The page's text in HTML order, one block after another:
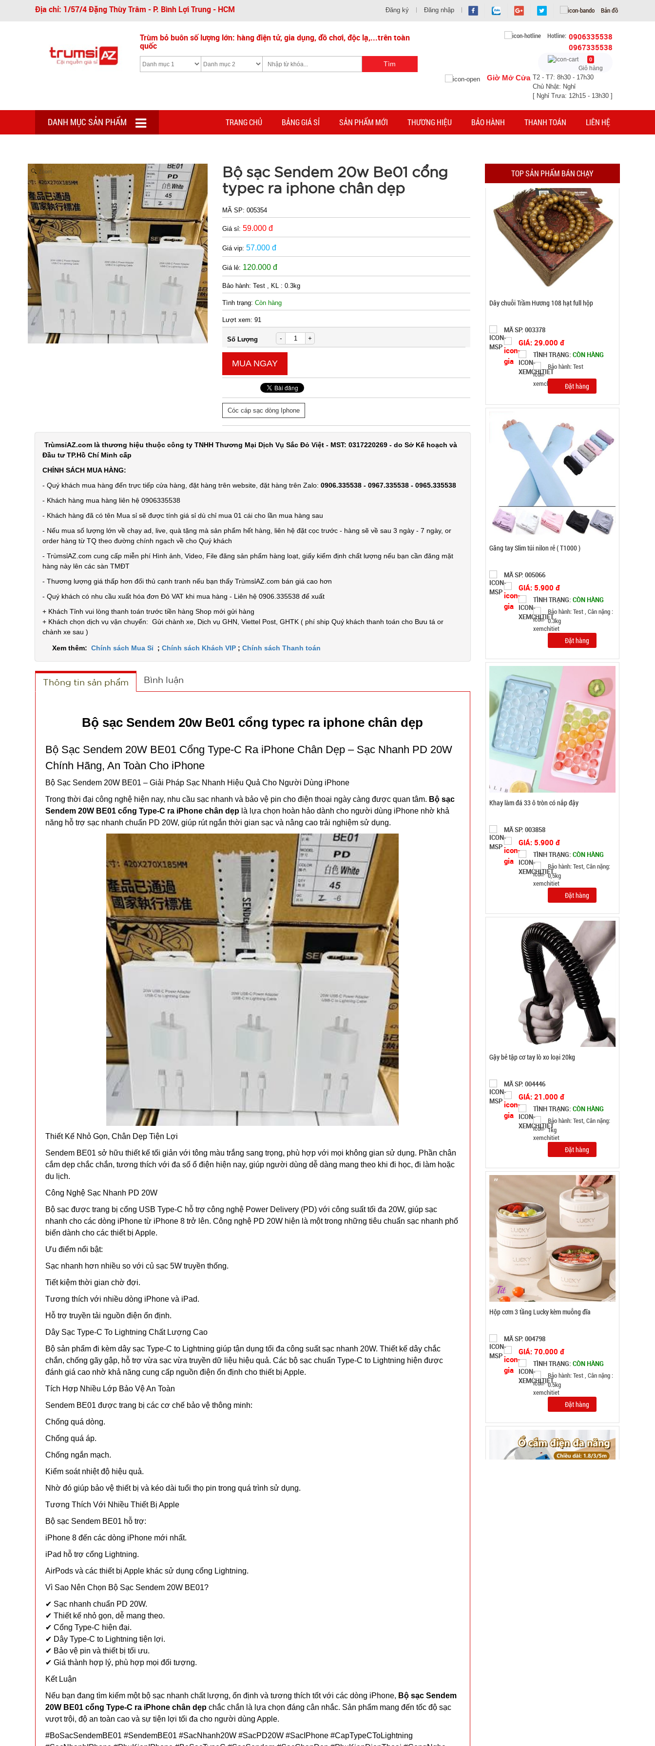
Địa chỉ: 1/57/4 Đặng Thùy Trâm - P. Bình Lợi Trung - HCM Bản đồ
Đăng ký Đăng nhập
Trùm bỏ buôn số lượng lớn: hàng điện tử, gia dụng, đồ chơi, độc lạ,...trên toàn
quốc
Hotline: 0906335538
0967335538
0
Giỏ hàng
Giờ Mở Cửa T2 - T7: 8h30 - 17h30
Chủ Nhật: Nghỉ
[ Nghỉ Trưa: 12h15 - 13h30 ]
DANH MỤC SẢN PHẨM TRANG CHỦ BẢNG GIÁ SỈ SẢN PHẨM MỚI THƯƠNG HIỆU BẢO HÀNH THANH TOÁN LIÊN HỆ
Zoom
Bộ sạc Sendem 20w Be01 cổng
typec ra iphone chân dẹp
MÃ SP:005354
Giá sỉ:59.000 đ
Giá vip:57.000 đ
Giá lẻ: 120.000 đ
Bảo hành:Test , KL : 0.3kg
Tình trạng:Còn hàng
Lượt xem:91
Số Lượng - +
MUA NGAY
Cóc cáp sạc dòng Iphone
TrùmsỉAZ.com là thương hiệu thuộc công ty TNHH Thương Mại Dịch Vụ Sắc Đỏ Việt - MST: 0317220269 - do Sở Kế hoạch và
Đầu tư TP.Hồ Chí Minh cấp
CHÍNH SÁCH MUA HÀNG:
- Quý khách mua hàng đến trực tiếp cửa hàng, đặt hàng trên website, đặt hàng trên Zalo: 0906.335538 - 0967.335538 - 0965.335538
- Khách hàng mua hàng liên hệ 0906335538
- Khách hàng đã có tên Mua sỉ sẽ được tính giá sỉ dù chỉ mua 01 cái cho lần mua hàng sau
- Nếu mua số lượng lớn về chạy ad, live, quà tặng mà sản phẩm hết hàng, liên hệ đặt cọc trước - hàng sẽ về sau 3 ngày - 7 ngày, or
order hàng từ TQ theo đường chính ngạch về cho Quý khách
- TrùmsỉAZ.com cung cấp miễn phí Hình ảnh, Video, File đăng sản phẩm hàng loạt, giấy kiểm định chất lượng nếu bạn cần đăng mặt
hàng này lên các sàn TMĐT
- Thương lượng giá thấp hơn đối thủ cạnh tranh nếu bạn thấy TrùmsỉAZ.com bán giá cao hơn
- Quý khách có nhu cầu xuất hóa đơn Đỏ VAT khi mua hàng - Liên hệ 0906.335538 để xuất
+ Khách Tỉnh vui lòng thanh toán trước tiền hàng Shop mới gửi hàng
+ Khách chọn dịch vụ vận chuyển: Gửi chành xe, Dịch vụ GHN, Viettel Post, GHTK ( phí ship Quý khách thanh toán cho Bưu tá or
chành xe sau )
Xem thêm: Chính sách Mua Sỉ ; Chính sách Khách VIP ; Chính sách Thanh toán
Thông tin sản phẩm Bình luận
Bộ sạc Sendem 20w Be01 cổng typec ra iphone chân dẹp
Bộ Sạc Sendem 20W BE01 Cổng Type-C Ra iPhone Chân Dẹp – Sạc Nhanh PD 20W
Chính Hãng, An Toàn Cho iPhone
Bộ Sạc Sendem 20W BE01 – Giải Pháp Sạc Nhanh Hiệu Quả Cho Người Dùng iPhone
Trong thời đại công nghệ hiện nay, nhu cầu sạc nhanh và bảo vệ pin cho điện thoại ngày càng được quan tâm. Bộ sạc
Sendem 20W BE01 cổng Type-C ra iPhone chân dẹp là lựa chọn hoàn hảo dành cho người dùng iPhone nhờ khả
năng hỗ trợ sạc nhanh chuẩn PD 20W, giúp rút ngắn thời gian sạc và nâng cao trải nghiệm sử dụng.
Thiết Kế Nhỏ Gọn, Chân Dẹp Tiện Lợi
Sendem BE01 sở hữu thiết kế tối giản với tông màu trắng sang trọng, phù hợp với mọi không gian sử dụng. Phần chân
cắm dẹp chắc chắn, tương thích với đa số ổ điện hiện nay, giúp người dùng dễ dàng mang theo khi đi học, đi làm hoặc
du lịch.
Công Nghệ Sạc Nhanh PD 20W
Bộ sạc được trang bị cổng USB Type-C hỗ trợ công nghệ Power Delivery (PD) với công suất tối đa 20W, giúp sạc
nhanh cho các dòng iPhone từ iPhone 8 trở lên. Công nghệ PD 20W hiện là một trong những tiêu chuẩn sạc nhanh phổ
biến dành cho các thiết bị Apple.
Ưu điểm nổi bật:
Sạc nhanh hơn nhiều so với củ sạc 5W truyền thống.
Tiết kiệm thời gian chờ đợi.
Tương thích với nhiều dòng iPhone và iPad.
Hỗ trợ truyền tải nguồn điện ổn định.
Dây Sạc Type-C To Lightning Chất Lượng Cao
Bộ sản phẩm đi kèm dây sạc Type-C to Lightning giúp tận dụng tối đa công suất sạc nhanh 20W. Thiết kế dây chắc
chắn, chống gãy gập, hỗ trợ vừa sạc vừa truyền dữ liệu hiệu quả. Các bộ sạc chuẩn Type-C to Lightning hiện được
đánh giá cao nhờ khả năng cung cấp nguồn điện ổn định cho thiết bị Apple.
Tích Hợp Nhiều Lớp Bảo Vệ An Toàn
Sendem BE01 được trang bị các cơ chế bảo vệ thông minh:
Chống quá dòng.
Chống quá áp.
Chống ngắn mạch.
Kiểm soát nhiệt độ hiệu quả.
Nhờ đó giúp bảo vệ thiết bị và kéo dài tuổi thọ pin trong quá trình sử dụng.
Tương Thích Với Nhiều Thiết Bị Apple
Bộ sạc Sendem BE01 hỗ trợ:
iPhone 8 đến các dòng iPhone mới nhất.
iPad hỗ trợ cổng Lightning.
AirPods và các thiết bị Apple khác sử dụng cổng Lightning.
Vì Sao Nên Chọn Bộ Sạc Sendem 20W BE01?
✔ Sạc nhanh chuẩn PD 20W.
✔ Thiết kế nhỏ gọn, dễ mang theo.
✔ Cổng Type-C hiện đại.
✔ Dây Type-C to Lightning tiện lợi.
✔ Bảo vệ pin và thiết bị tối ưu.
✔ Giá thành hợp lý, phù hợp mọi đối tượng.
Kết Luận
Nếu bạn đang tìm kiếm một bộ sạc nhanh chất lượng, ổn định và tương thích tốt với các dòng iPhone, Bộ sạc Sendem
20W BE01 cổng Type-C ra iPhone chân dẹp chắc chắn là lựa chọn đáng cân nhắc. Sản phẩm mang đến tốc độ sạc
vượt trội, độ an toàn cao và sự tiện lợi tối đa cho người dùng Apple.
#BoSacSendemBE01 #SendemBE01 #SacNhanh20W #SacPD20W #SacIPhone #CapTypeCToLightning
TOP SẢN PHẨM BÁN CHẠY
Dây chuỗi Trầm Hương 108 hạt full hộp
MÃ SP: 003378
GIÁ: 29.000 đ
TÌNH TRẠNG:CÒN HÀNG
Bảo hành: Test
GIÁ: 5.900 đ
TÌNH TRẠNG:
Bảo hành: Test , Cân nặng :
0.3kg
Đặt hàng
Khay làm đá 33 ô tròn có nắp đậy
MÃ SP: 003858
GIÁ: 5.900 đ
TÌNH TRẠNG: CÒN HÀNG
Bảo hành: Test, Cân nặng:
0,5kg
Đặt hàng
Gậy bẻ tập cơ tay lò xo loại 20kg
MÃ SP: 004446
GIÁ: 21.000 đ
TÌNH TRẠNG: CÒN HÀNG
Bảo hành: Test, Cân nặng:
1kg
Đặt hàng
Hộp cơm 3 tầng Lucky kèm muỗng đĩa
MÃ SP: 004798
GIÁ: 70.000 đ
TÌNH TRẠNG: CÒN HÀNG
Bảo hành: Test , Cân nặng :
0.5kg
Đặt hàng
Ổ điện 4 ổ cắm 2 cổng usb dây dài 2m Con Voi (
MÃ SP: 004616
GIÁ: 38.000 đ
TÌNH TRẠNG: CÒN HÀNG
Bảo hành: 1T , Cân nặng :
0.5kg
Đặt hàng